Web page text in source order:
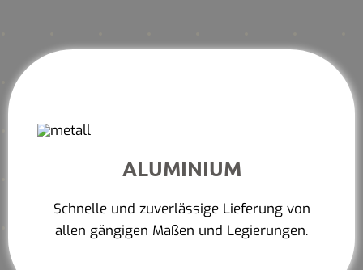
ALUMINIUM
Schnelle und zuverlässige Lieferung von
allen gängigen Maßen und Legierungen.